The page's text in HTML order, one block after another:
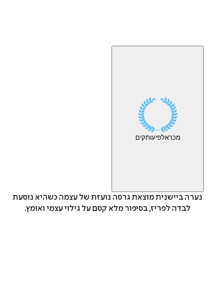
מכראלפיעותקים
נערה ביישנית מוצאת גרסה נועזת של עצמה כשהיא נוסעת
לבדה לפריז, בסיפור מלא קסם על גילוי עצמי ואומץ.